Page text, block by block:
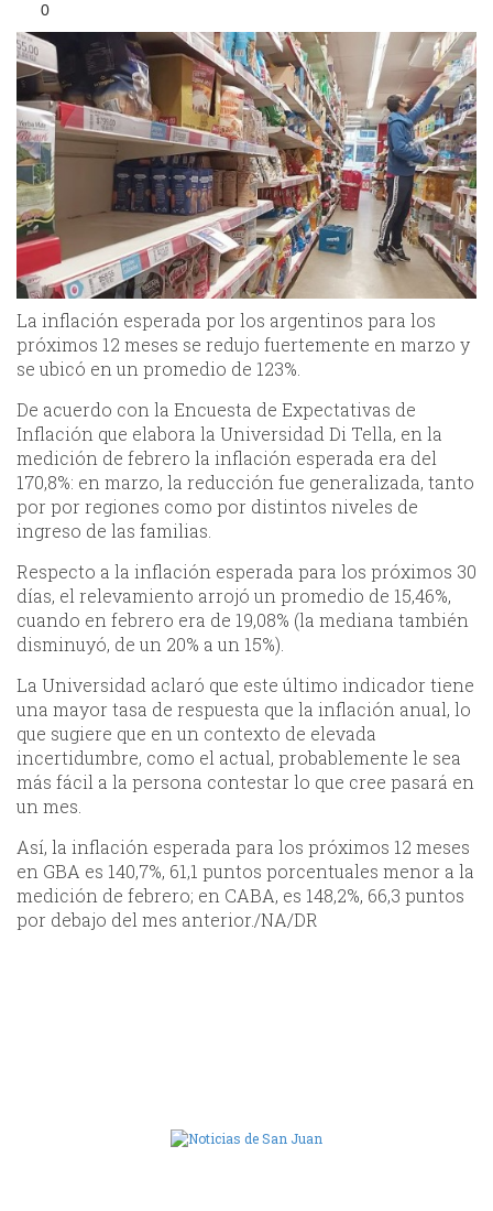
0
La inflación esperada por los argentinos para los
próximos 12 meses se redujo fuertemente en marzo y
se ubicó en un promedio de 123%.
De acuerdo con la Encuesta de Expectativas de
Inflación que elabora la Universidad Di Tella, en la
medición de febrero la inflación esperada era del
170,8%: en marzo, la reducción fue generalizada, tanto
por por regiones como por distintos niveles de
ingreso de las familias.
Respecto a la inflación esperada para los próximos 30
días, el relevamiento arrojó un promedio de 15,46%,
cuando en febrero era de 19,08% (la mediana también
disminuyó, de un 20% a un 15%).
La Universidad aclaró que este último indicador tiene
una mayor tasa de respuesta que la inflación anual, lo
que sugiere que en un contexto de elevada
incertidumbre, como el actual, probablemente le sea
más fácil a la persona contestar lo que cree pasará en
un mes.
Así, la inflación esperada para los próximos 12 meses
en GBA es 140,7%, 61,1 puntos porcentuales menor a la
medición de febrero; en CABA, es 148,2%, 66,3 puntos
por debajo del mes anterior./NA/DR